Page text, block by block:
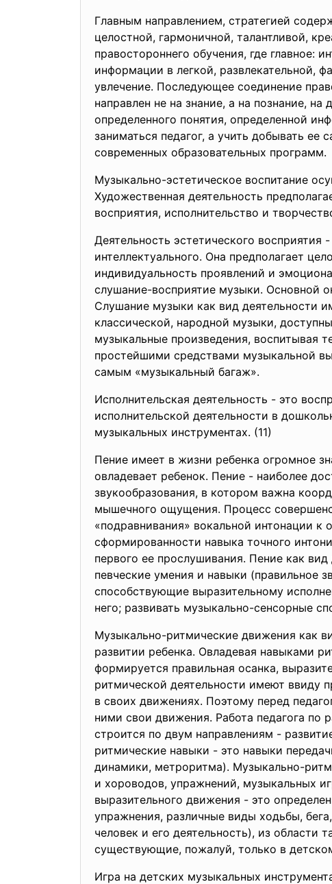
Главным направлением, стратегией
целостной, гармоничной, талантливой,
правостороннего обучения, где главное:
информации в легкой, развлекательной,
увлечение. Последующее соединение
направлен не на знание, а на познание,
определенного понятия, определенной
заниматься педагог, а учить добывать
современных образовательных программ.
Музыкально-эстетическое воспитание
Художественная деятельность
восприятия, исполнительство и
Деятельность эстетического
интеллектуального. Она предполагает
индивидуальность проявлений и
слушание-восприятие музыки. Основной
Слушание музыки как вид деятельности
классической, народной музыки,
музыкальные произведения, воспитывая
простейшими средствами музыкальной
самым «музыкальный багаж».
Исполнительская деятельность - это
исполнительской деятельности в
музыкальных инструментах. (11)
Пение имеет в жизни ребенка огромное
овладевает ребенок. Пение - наиболее
звукообразования, в котором важна
мышечного ощущения. Процесс
«подравнивания» вокальной интонации к
сформированности навыка точного
первого ее прослушивания. Пение как
певческие умения и навыки (правильное
способствующие выразительному
него; развивать музыкально-сенсорные
Музыкально-ритмические движения как
развитии ребенка. Овладевая навыками
формируется правильная осанка,
ритмической деятельности имеют ввиду
в своих движениях. Поэтому перед
ними свои движения. Работа педагога по
строится по двум направлениям -
ритмические навыки - это навыки
динамики, метроритма). Музыкально-
и хороводов, упражнений, музыкальных
выразительного движения - это
упражнения, различные виды ходьбы,
человек и его деятельность), из области
существующие, пожалуй, только в
Игра на детских музыкальных